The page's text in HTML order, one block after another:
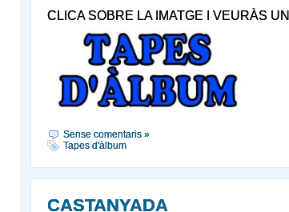
CLICA SOBRE LA IMATGE I VEURÀS
Sense comentaris »
Tapes d'àlbum
CASTANYADA